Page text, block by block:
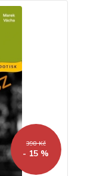
398 Kč
- 15 %